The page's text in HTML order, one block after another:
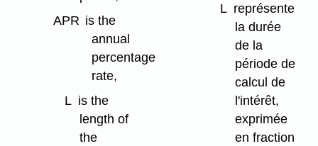
APR is the
annual
percentage
rate,
L is the
length of
the
L représente
la durée
de la
période de
calcul de
l'intérêt,
exprimée
en fraction